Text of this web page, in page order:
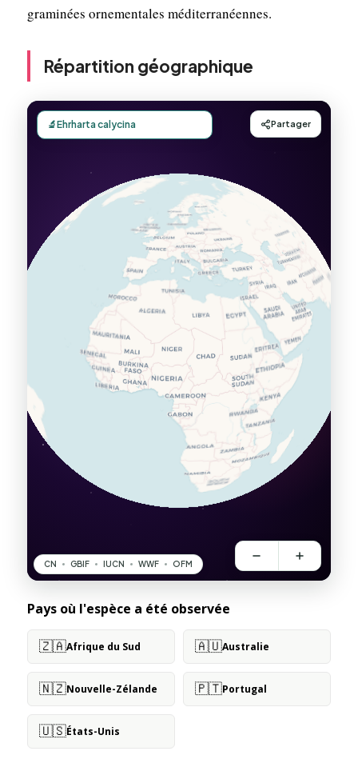
graminées ornementales méditerranéennes.
Répartition géographique
Pays où l'espèce a été observée
🇿🇦Afrique du Sud 🇦🇺Australie
🇳🇿Nouvelle-Zélande 🇵🇹Portugal
🇺🇸États-Unis